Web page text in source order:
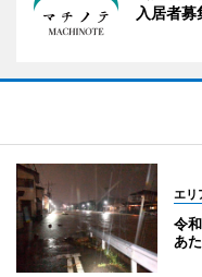
入居者
エリ
令
あ